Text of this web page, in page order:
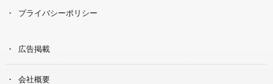
プライバシーポリシー
広告掲載
会社概要